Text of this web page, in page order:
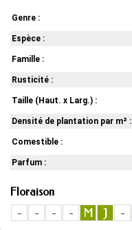
Genre :
Espèce :
Famille :
Rusticité :
Taille (Haut. x Larg.) :
Densité de plantation par m² :
Comestible :
Parfum :
Floraison
-
- - - M J -